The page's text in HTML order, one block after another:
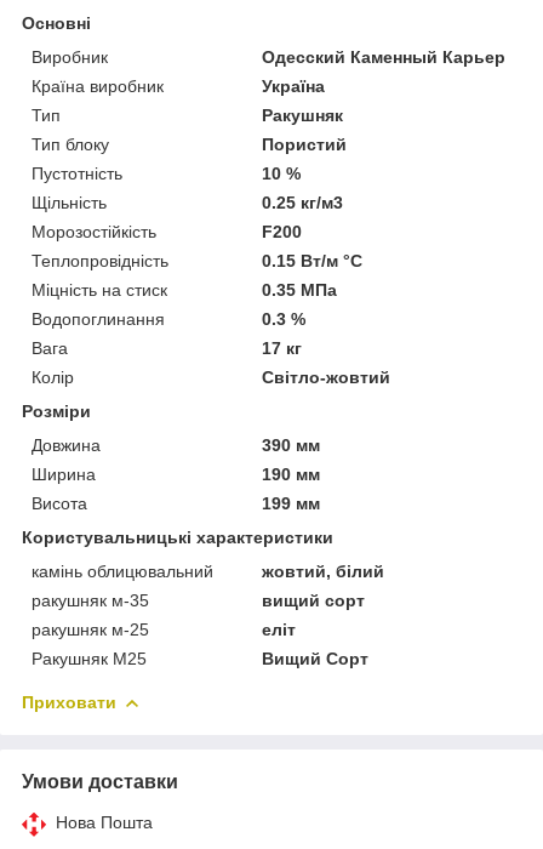
Основні
Виробник
Одесский Каменный Карьер
Країна виробник
Україна
Тип
Ракушняк
Тип блоку
Пористий
Пустотність
10 %
Щільність
0.25 кг/м3
Морозостійкість
F200
Теплопровідність
0.15 Вт/м °С
Міцність на стиск
0.35 МПа
Водопоглинання
0.3 %
Вага
17 кг
Колір
Світло-жовтий
Розміри
Довжина
390 мм
Ширина
190 мм
Висота
199 мм
Користувальницькі характеристики
камінь облицювальний
жовтий, білий
ракушняк м-35
вищий сорт
ракушняк м-25
еліт
Ракушняк М25
Вищий Сорт
Приховати
Умови доставки
Нова Пошта